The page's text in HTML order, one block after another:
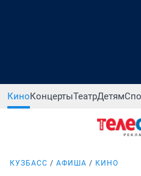
КиноКонцертыТеатрДетям
КУЗБАСС АФИША КИНО